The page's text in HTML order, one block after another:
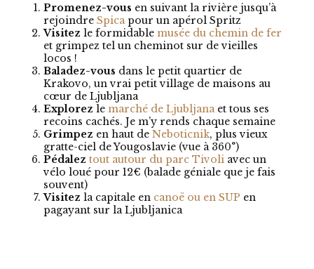
Promenez-vous en suivant la rivière jusqu’à
rejoindre Spicapour un apérol Spritz
Visitez le formidable musée du chemin de fer
et grimpez tel un cheminot sur de vieilles
locos !
Baladez-vous dans le petit quartier de
Krakovo, un vrai petit village de maisons au
cœur de Ljubljana
Explorez le marché de Ljubljanaet tous ses
recoins cachés. Je m’y rends chaque semaine
Grimpez en haut de Neboticnik, plus vieux
gratte-ciel de Yougoslavie (vue à 360°)
Pédalez tout autour du parc Tivoli avec un
vélo loué pour 12€ (balade géniale que je fais
souvent)
Visitez la capitale en canoë ou en SUP en
pagayant sur la Ljubljanica